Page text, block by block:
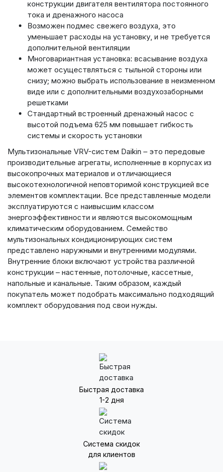
конструкции двигателя вентилятора постоянного
тока и дренажного насоса
Возможен подмес свежего воздуха, это
уменьшает расходы на установку, и не требуется
дополнительной вентиляции
Многовариантная установка: всасывание воздуха
может осуществляться с тыльной стороны или
снизу; можно выбрать использование в неизменном
виде или с дополнительными воздухозаборными
решетками
Стандартный встроенный дренажный насос с
высотой подъема 625 мм повышает гибкость
системы и скорость установки
Мультизональные VRV-систем Daikin – это передовые
производительные агрегаты, исполненные в корпусах из
высокопрочных материалов и отличающиеся
высокотехнологичной неповторимой конструкцией все
элементов комплектации. Все представленные модели
эксплуатируются с наивысшим классом
энергоэффективности и являются высокомощным
климатическим оборудованием. Семейство
мультизональных кондиционирующих систем
представлено наружными и внутренними модулями.
Внутренние блоки включают устройства различной
конструкции – настенные, потолочные, кассетные,
напольные и канальные. Таким образом, каждый
покупатель может подобрать максимально подходящий
комплект оборудования под свои нужды.
Быстрая доставка
1-2 дня
Система скидок
для клиентов